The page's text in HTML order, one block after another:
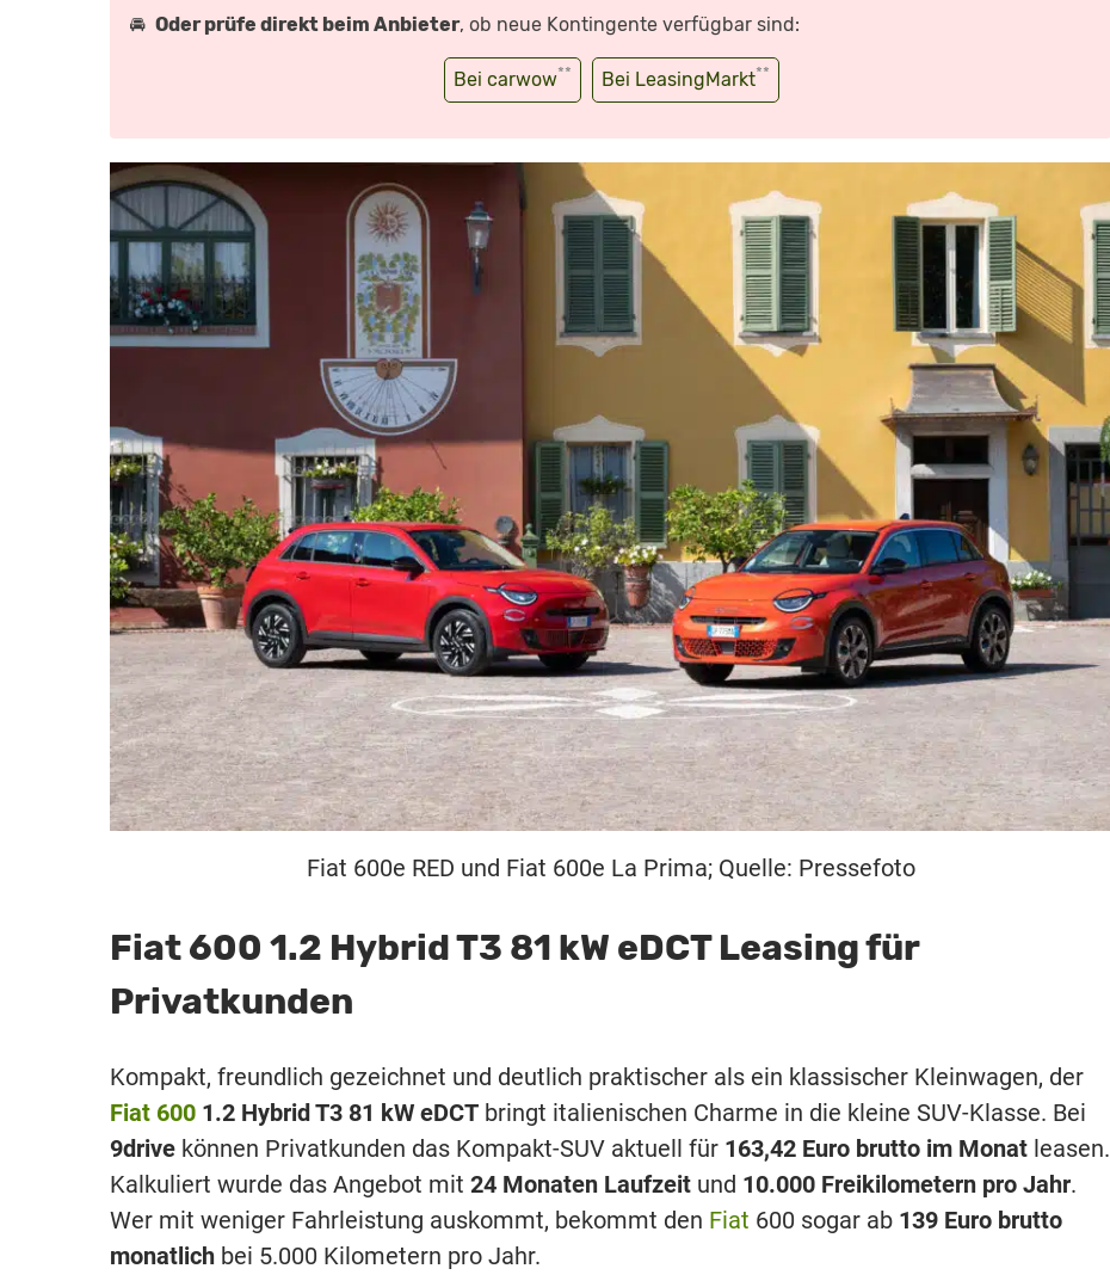
🚘 Oder prüfe direkt beim Anbieter, ob neue Kontingente verfügbar sind:
Bei carwow** Bei LeasingMarkt**
Fiat 600e RED und Fiat 600e La Prima; Quelle: Pressefoto
Fiat 600 1.2 Hybrid T3 81 kW eDCT Leasing für
Privatkunden
Kompakt, freundlich gezeichnet und deutlich praktischer als ein klassischer Kleinwagen, der
Fiat 600 1.2 Hybrid T3 81 kW eDCT bringt italienischen Charme in die kleine SUV-Klasse. Bei
9drive können Privatkunden das Kompakt-SUV aktuell für 163,42 Euro brutto im Monat leasen.
Kalkuliert wurde das Angebot mit 24 Monaten Laufzeit und 10.000 Freikilometern pro Jahr.
Wer mit weniger Fahrleistung auskommt, bekommt den Fiat 600 sogar ab 139 Euro brutto
monatlich bei 5.000 Kilometern pro Jahr.